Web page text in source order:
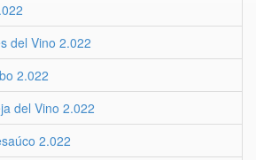
del Vino 2.022
2.022
del Vino 2.022
2.022